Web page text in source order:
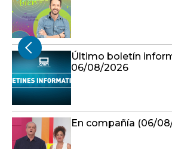
Último boletín
06/08/2026
En compañía (06/